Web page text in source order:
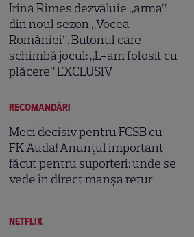
Irina Rimes dezvăluie „arma”
din noul sezon „Vocea
României”. Butonul care
schimbă jocul: „L-am folosit cu
plăcere” EXCLUSIV
RECOMANDĂRI
Meci decisiv pentru FCSB cu
FK Auda! Anunțul important
făcut pentru suporteri: unde se
vede în direct manșa retur
NETFLIX